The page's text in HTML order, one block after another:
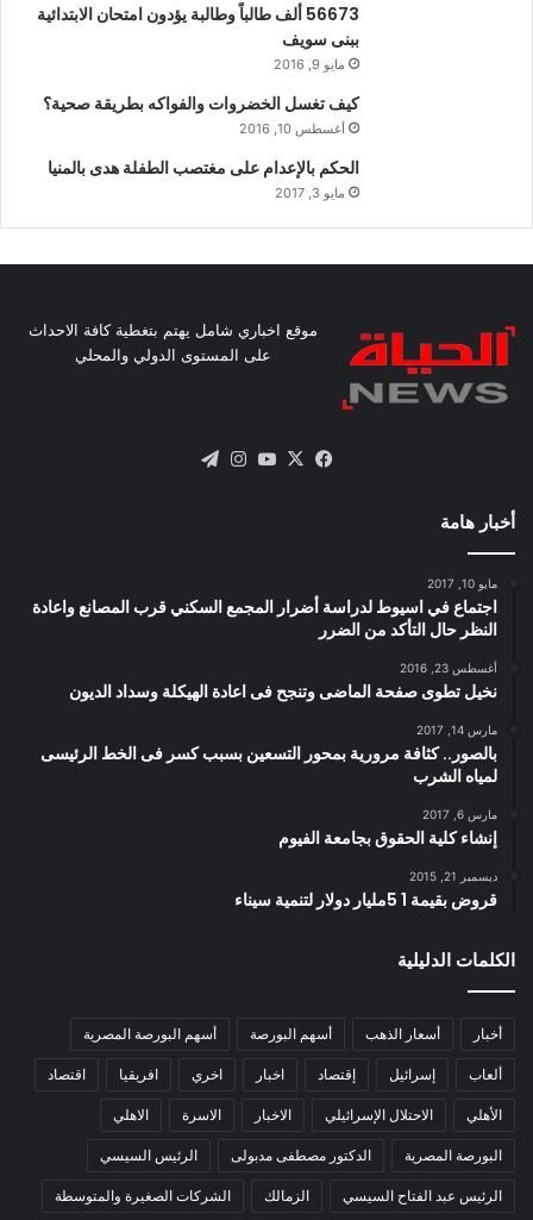
56673 ألف طالباً وطالبة يؤدون امتحان الابتدائية
ببنى سويف
مايو 9, 2016
كيف تغسل الخضروات والفواكه بطريقة صحية؟
أغسطس 10, 2016
الحكم بالإعدام على مغتصب الطفلة هدى بالمنيا
مايو 3, 2017
موقع اخباري شامل يهتم بتغطية كافة الاحداث
على المستوى الدولي والمحلي
فيسبوك
X يوتيوبانستقرام
أخبار هامة
مايو 10, 2017
اجتماع في اسيوط لدراسة أضرار المجمع السكني قرب المصانع واعادة
النظر حال التأكد من الضرر
أغسطس 23, 2016
نخيل تطوى صفحة الماضى وتنجح فى اعادة الهيكلة وسداد الديون
مارس 14, 2017
بالصور.. كثافة مرورية بمحور التسعين بسبب كسر فى الخط الرئيسى
لمياه الشرب
مارس 6, 2017
إنشاء كلية الحقوق بجامعة الفيوم
ديسمبر 21, 2015
قروض بقيمة 1 5مليار دولار لتنمية سيناء
الكلمات الدليلية
أخبار أسعار الذهب أسهم البورصة أسهم البورصة المصرية
ألعاب إسرائيل إقتصاد اخبار اخري افريقيا اقتصاد
الأهلي الاحتلال الإسرائيلي الاخبار الاسرة الاهلي
البورصة المصرية الدكتور مصطفى مدبولى الرئيس السيسي
الرئيس عبد الفتاح السيسي الزمالك الشركات الصغيرة والمتوسطة